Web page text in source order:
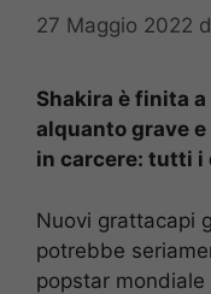
27 Maggio 2022
Shakira è finita
alquanto grave
in carcere: tutti i
Nuovi grattacapi
potrebbe
popstar